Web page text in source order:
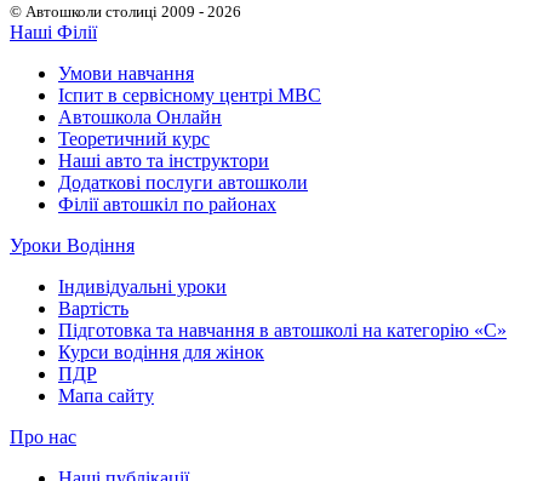
© Автошколи столиці 2009 - 2026
Наші Філії
Умови навчання
Іспит в сервісному центрі МВС
Автошкола Онлайн
Теоретичний курс
Наші авто та інструктори
Додаткові послуги автошколи
Філії автошкіл по районах
Уроки Водіння
Індивідуальні уроки
Вартість
Підготовка та навчання в автошколі на категорію «C»
Курси водіння для жінок
ПДР
Мапа сайту
Про нас